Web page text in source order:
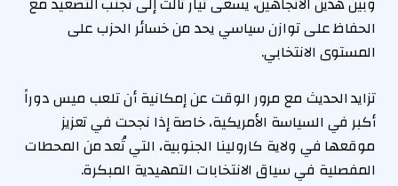
الحفاظ على توازن سياسي يحد من خسائر الحزب على
المستوى الانتخابي.
تزايد الحديث مع مرور الوقت عن إمكانية أن تلعب ميس دوراً
أكبر في السياسة الأمريكية، خاصة إذا نجحت في تعزيز
موقعها في ولاية كارولينا الجنوبية، التي تُعد من المحطات
المفصلية في سياق الانتخابات التمهيدية المبكرة.